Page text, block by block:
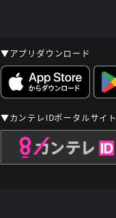
▼アプリダウンロード
▼カンテレIDポータルサイト